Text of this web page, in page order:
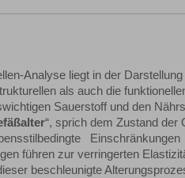
Analyse liegt in der
als auch die
Sauerstoff und den
“, sprich dem Zustand
führen zur verringerten
beschleunigte